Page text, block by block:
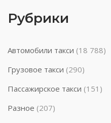
Рубрики
Автомобили такси (18 788)
Грузовое такси (290)
Пассажирское такси (151)
Разное (207)